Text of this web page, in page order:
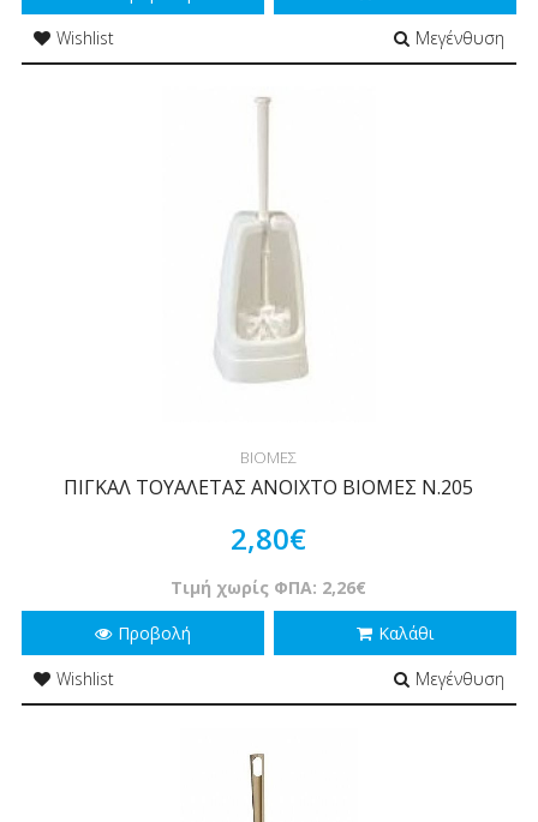
Wishlist
Μεγένθυση
ΒΙΟΜΕΣ
ΠΙΓΚΑΛ ΤΟΥΑΛΕΤΑΣ ΑΝΟΙΧΤΟ ΒΙΟΜΕΣ Ν.205
2,80€
Τιμή χωρίς ΦΠΑ: 2,26€
Προβολή
Καλάθι
Wishlist
Μεγένθυση